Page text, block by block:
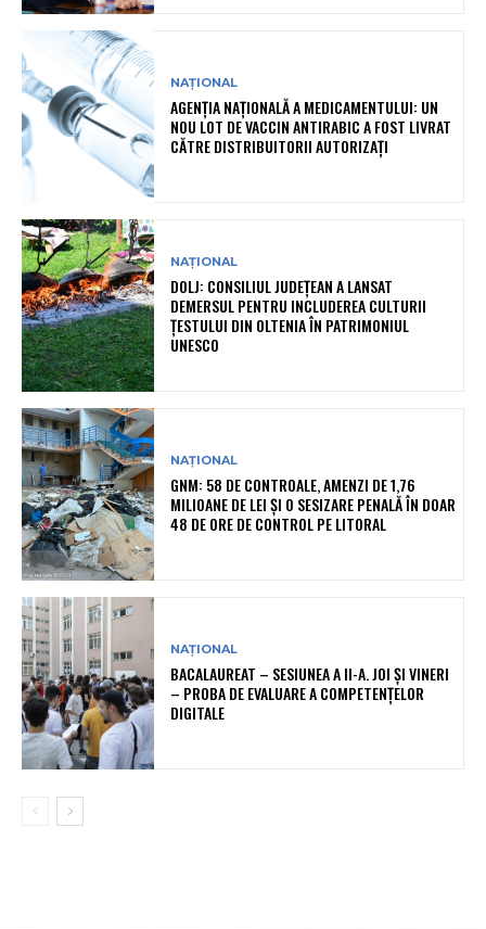
NAȚIONAL
AGENȚIA NAȚIONALĂ A MEDICAMENTULUI: UN
NOU LOT DE VACCIN ANTIRABIC A FOST LIVRAT
CĂTRE DISTRIBUITORII AUTORIZAȚI
NAȚIONAL
DOLJ: CONSILIUL JUDEȚEAN A LANSAT
DEMERSUL PENTRU INCLUDEREA CULTURII
ȚESTULUI DIN OLTENIA ÎN PATRIMONIUL
UNESCO
NAȚIONAL
GNM: 58 DE CONTROALE, AMENZI DE 1,76
MILIOANE DE LEI ȘI O SESIZARE PENALĂ ÎN DOAR
48 DE ORE DE CONTROL PE LITORAL
NAȚIONAL
BACALAUREAT – SESIUNEA A II-A. JOI ȘI VINERI
– PROBA DE EVALUARE A COMPETENȚELOR
DIGITALE